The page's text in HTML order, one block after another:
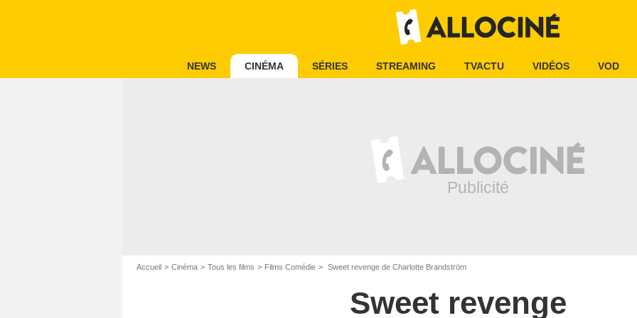
NEWS CINÉMA SÉRIES STREAMING TVACTU VIDÉOS VOD
Accueil Cinéma Tous les films Films Comédie Sweet revenge de Charlotte Brandström
Sweet revenge